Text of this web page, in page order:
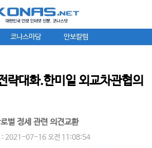
코나스마당 안보칼럼
략대화.한미일 외교차관협의
벌 정세 관련 의견교환
: 2021-07-16 오전 11:08:54